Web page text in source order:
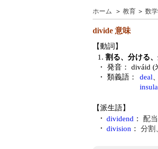
ホーム ＞ 教育 ＞ 数学
divide 意味
【動詞】
1. 割る、分ける
・ 発音：
diváid (
・ 類義語：
deal
【派生語】
・ dividend ：
配
・ division ： 分割